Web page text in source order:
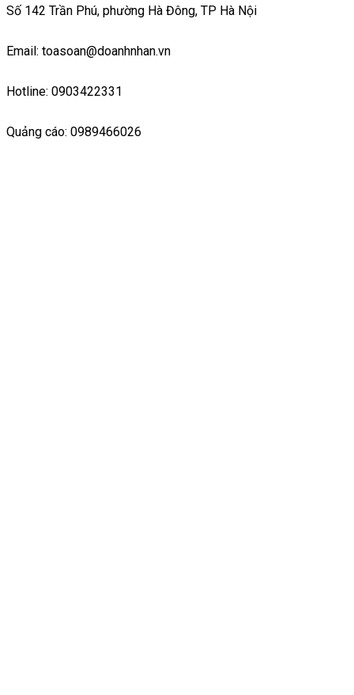
Số 142 Trần Phú, phường Hà Đông, TP Hà Nội
Email: toasoan@doanhnhan.vn
Hotline: 0903422331
Quảng cáo: 0989466026